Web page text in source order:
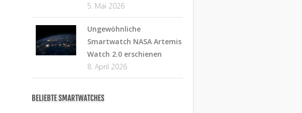
5. Mai 2026
Ungewöhnliche
Smartwatch NASA Artemis
Watch 2.0 erschienen
8. April 2026
BELIEBTE SMARTWATCHES